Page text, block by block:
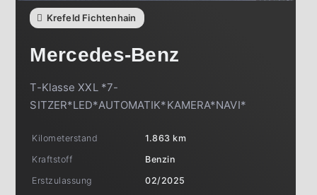
Krefeld Fichtenhain
Mercedes-Benz
T-Klasse XXL *7-
SITZER*LED*AUTOMATIK*KAMERA*NAVI*
Kilometerstand
1.863 km
Kraftstoff
Benzin
Erstzulassung
02/2025